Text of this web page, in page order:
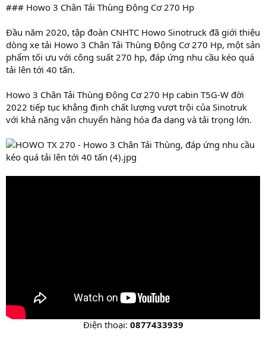
### Howo 3 Chân Tải Thùng Động Cơ 270 Hp
Đầu năm 2020, tập đoàn CNHTC Howo Sinotruck đã giới thiệu
dòng xe tải Howo 3 Chân Tải Thùng Động Cơ 270 Hp, một sản
phẩm tối ưu với công suất 270 hp, đáp ứng nhu cầu kéo quá
tải lên tới 40 tấn.
Howo 3 Chân Tải Thùng Động Cơ 270 Hp cabin T5G-W đời
2022 tiếp tục khẳng định chất lượng vượt trội của Sinotruk
với khả năng vận chuyển hàng hóa đa dạng và tải trọng lớn.
Điện thoại: 0877433939